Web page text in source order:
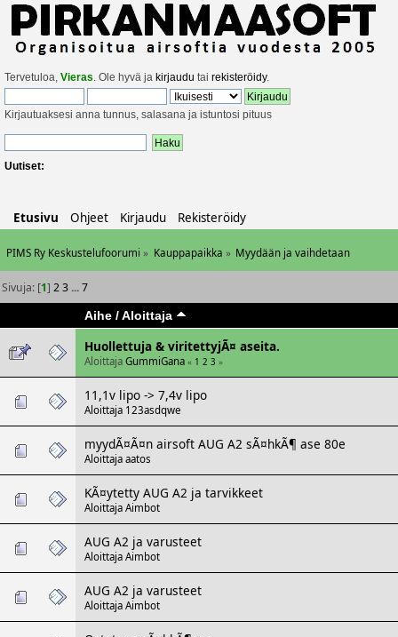
Tervetuloa, Vieras. Ole hyvä ja kirjaudu tai rekisteröidy.
Kirjautuaksesi anna tunnus, salasana ja istuntosi pituus
Uutiset:
Etusivu Ohjeet Kirjaudu Rekisteröidy
PIMS Ry Keskustelufoorumi » Kauppapaikka » Myydään ja vaihdetaan
Sivuja: [1]2 3 ...7
Aihe/Aloittaja
Huollettuja & viritettyjÃ¤ aseita.
Aloittaja GummiGana « 1 2 3 »
11,1v lipo -> 7,4v lipo
Aloittaja 123asdqwe
myydÃ¤Ã¤n airsoft AUG A2 sÃ¤hkÃ¶ ase 80e
Aloittaja aatos
KÃ¤ytetty AUG A2 ja tarvikkeet
Aloittaja Aimbot
AUG A2 ja varusteet
Aloittaja Aimbot
AUG A2 ja varusteet
Aloittaja Aimbot